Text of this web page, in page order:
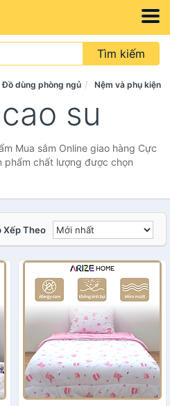
Tìm kiếm
Đồ dùng phòng ngủ Nệm và phụ kiện
su
Mua sắm Online giao hàng Cực
phẩm chất lượng được chọn
Xếp Theo